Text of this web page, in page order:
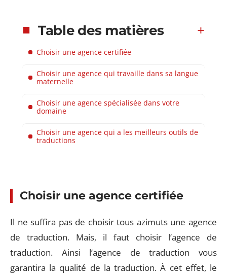
Table des matières
Choisir une agence certifiée
Choisir une agence qui travaille dans sa langue
maternelle
Choisir une agence spécialisée dans votre
domaine
Choisir une agence qui a les meilleurs outils de
traductions
Choisir une agence certifiée
Il ne suffira pas de choisir tous azimuts une agence
de traduction. Mais, il faut choisir l’agence de
traduction. Ainsi l’agence de traduction vous
garantira la qualité de la traduction. À cet effet, le